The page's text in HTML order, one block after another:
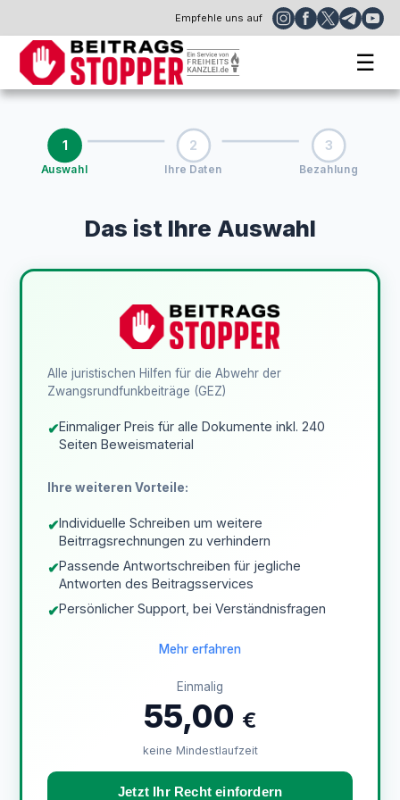
Empfehle uns auf
☰
1
Auswahl
2
Ihre Daten
3
Bezahlung
Das ist Ihre Auswahl
Alle juristischen Hilfen für die Abwehr der
Zwangsrundfunkbeiträge (GEZ)
✔Einmaliger Preis für alle Dokumente inkl. 240
Seiten Beweismaterial
Ihre weiteren Vorteile:
✔Individuelle Schreiben um weitere
Beitrragsrechnungen zu verhindern
✔Passende Antwortschreiben für jegliche
Antworten des Beitragsservices
✔Persönlicher Support, bei Verständnisfragen
Mehr erfahren
Einmalig
55,00 €
keine Mindestlaufzeit
Jetzt Ihr Recht einfordern